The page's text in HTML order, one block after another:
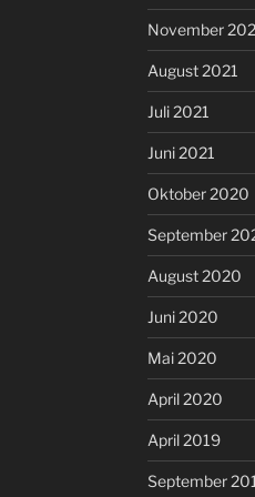
November
August 2021
Juli 2021
Juni 2021
Oktober 2020
September
August 2020
Juni 2020
Mai 2020
April 2020
April 2019
September